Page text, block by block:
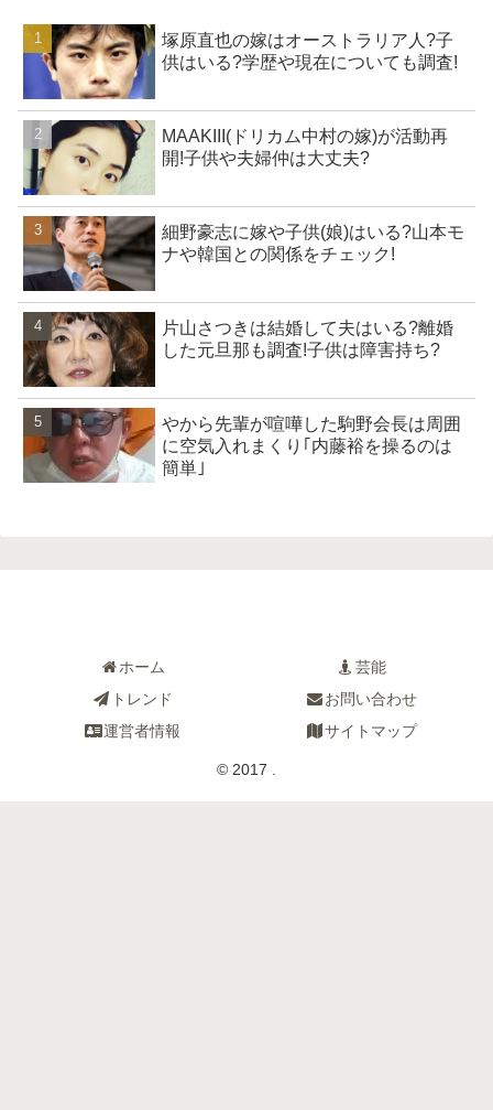
塚原直也の嫁はオーストラリア人?子
供はいる?学歴や現在についても調査!
MAAKIII(ドリカム中村の嫁)が活動再
開!子供や夫婦仲は大丈夫?
細野豪志に嫁や子供(娘)はいる?山本モ
ナや韓国との関係をチェック!
片山さつきは結婚して夫はいる?離婚
した元旦那も調査!子供は障害持ち?
やから先輩が喧嘩した駒野会長は周囲
に空気入れまくり｢内藤裕を操るのは
簡単｣
ホーム
芸能
トレンド
お問い合わせ
運営者情報
サイトマップ
© 2017 .